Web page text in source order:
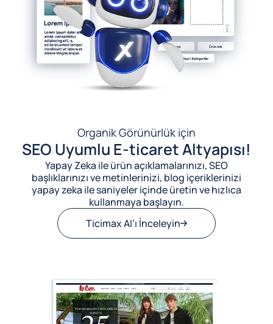
Organik Görünürlük için
SEO Uyumlu E-ticaret Altyapısı!
Yapay Zeka ile ürün açıklamalarınızı, SEO
başlıklarınızı ve metinlerinizi, blog içeriklerinizi
yapay zeka ile saniyeler içinde üretin ve hızlıca
kullanmaya başlayın.
Ticimax AI’ı İnceleyin